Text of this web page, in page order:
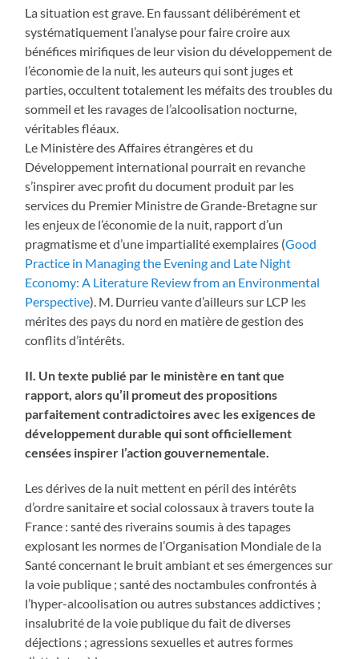
La situation est grave. En faussant délibérément et
systématiquement l’analyse pour faire croire aux
bénéfices mirifiques de leur vision du développement de
l’économie de la nuit, les auteurs qui sont juges et
parties, occultent totalement les méfaits des troubles du
sommeil et les ravages de l’alcoolisation nocturne,
véritables fléaux.
Le Ministère des Affaires étrangères et du
Développement international pourrait en revanche
s’inspirer avec profit du document produit par les
services du Premier Ministre de Grande-Bretagne sur
les enjeux de l’économie de la nuit, rapport d’un
pragmatisme et d’une impartialité exemplaires (Good
Practice in Managing the Evening and Late Night
Economy: A Literature Review from an Environmental
Perspective). M. Durrieu vante d’ailleurs sur LCP les
mérites des pays du nord en matière de gestion des
conflits d’intérêts.
II. Un texte publié par le ministère en tant que
rapport, alors qu’il promeut des propositions
parfaitement contradictoires avec les exigences de
développement durable qui sont officiellement
censées inspirer l’action gouvernementale.
Les dérives de la nuit mettent en péril des intérêts
d’ordre sanitaire et social colossaux à travers toute la
France : santé des riverains soumis à des tapages
explosant les normes de l’Organisation Mondiale de la
Santé concernant le bruit ambiant et ses émergences sur
la voie publique ; santé des noctambules confrontés à
l’hyper-alcoolisation ou autres substances addictives ;
insalubrité de la voie publique du fait de diverses
déjections ; agressions sexuelles et autres formes